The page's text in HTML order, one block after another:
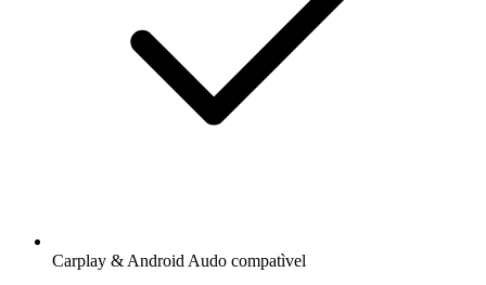
Carplay & Android Audo compatìvel